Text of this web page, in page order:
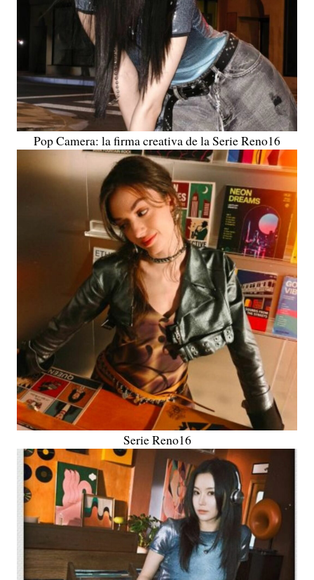
Pop Camera: la firma creativa de la Serie Reno16
Serie Reno16